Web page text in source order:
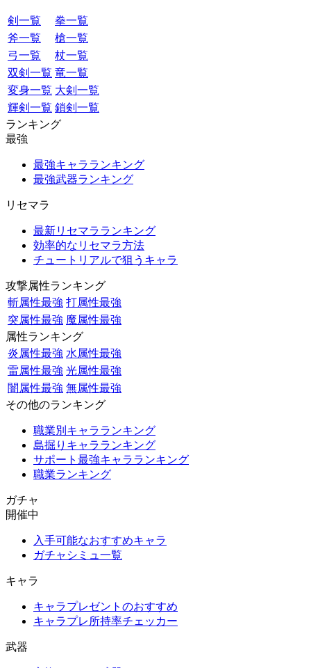
剣一覧
拳一覧
斧一覧
槍一覧
弓一覧
杖一覧
双剣一覧 竜一覧
変身一覧 大剣一覧
輝剣一覧 鎖剣一覧
ランキング
最強
最強キャラランキング
最強武器ランキング
リセマラ
最新リセマラランキング
効率的なリセマラ方法
チュートリアルで狙うキャラ
攻撃属性ランキング
斬属性最強 打属性最強
突属性最強 魔属性最強
属性ランキング
炎属性最強 水属性最強
雷属性最強 光属性最強
闇属性最強 無属性最強
その他のランキング
職業別キャラランキング
島掘りキャラランキング
サポート最強キャラランキング
職業ランキング
ガチャ
開催中
入手可能なおすすめキャラ
ガチャシミュ一覧
キャラ
キャラプレゼントのおすすめ
キャラプレ所持率チェッカー
武器